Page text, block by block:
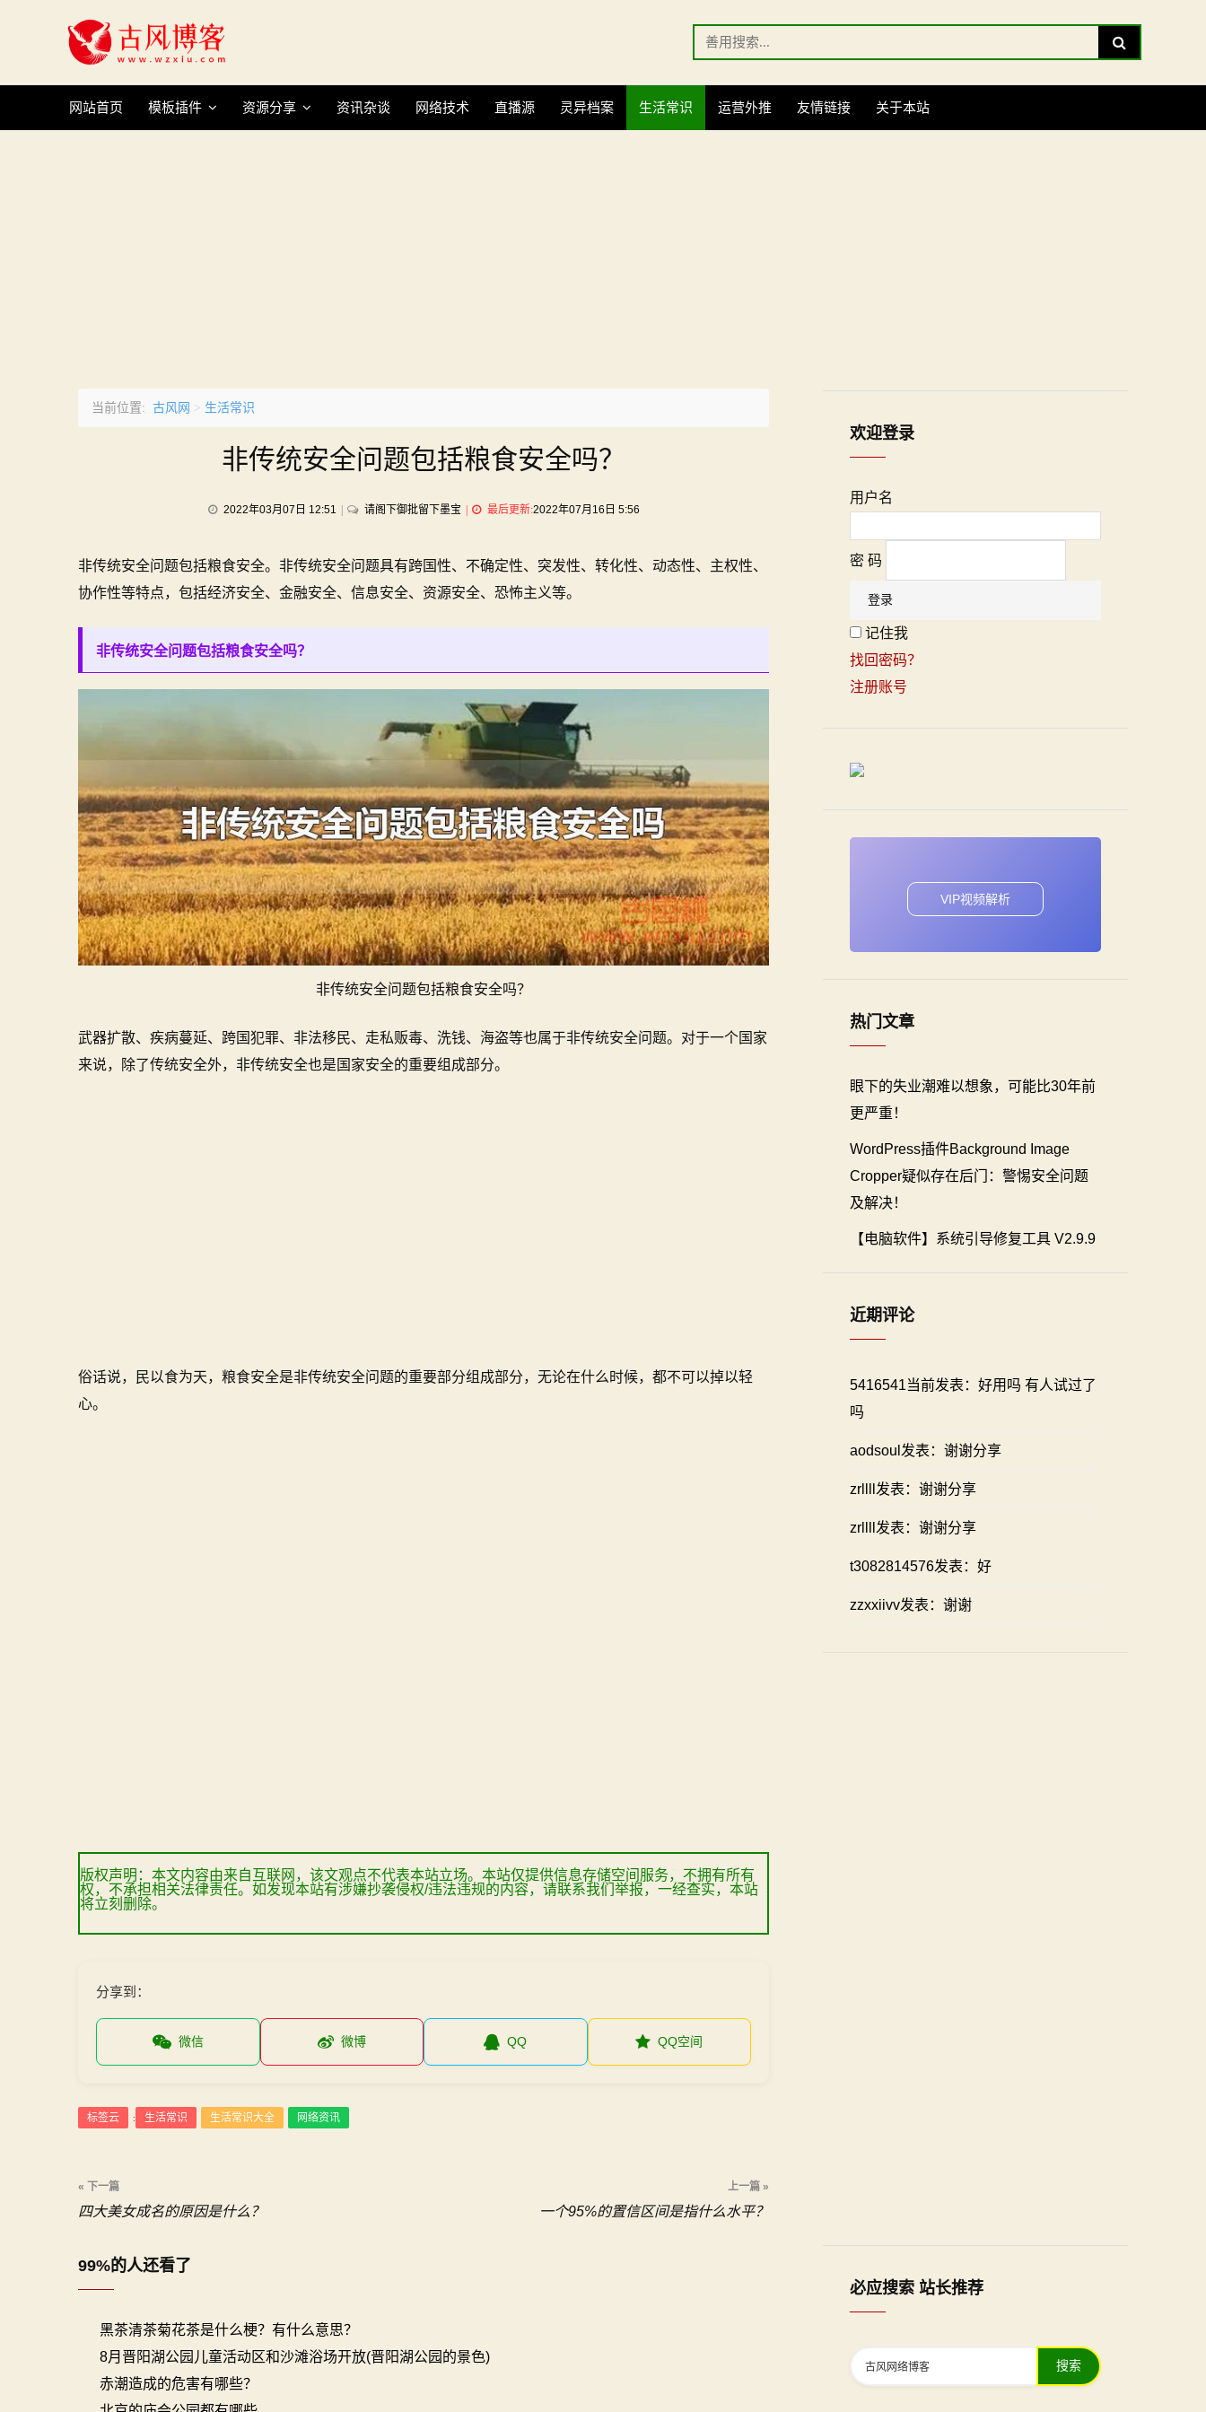
Search
for:
Search
网站首页 模板插件 资源分享 资讯杂谈 网络技术 直播源 灵异档案 生活常识 运营外推 友情链接 关于本站
当前位置: 古风网 > 生活常识
非传统安全问题包括粮食安全吗？
2022年03月07日 12:51 请阁下御批留下墨宝on
统
安
问
包
括
粮
食
安
全
吗？
最后更新:2022年07月16日 5:56
非传统安全问题包括粮食安全。非传统安全问题具有跨国性、不确定性、突发性、转化性、动态性、主权性、
协作性等特点，包括经济安全、金融安全、信息安全、资源安全、恐怖主义等。
非传统安全问题包括粮食安全吗？
非传统安全问题包括粮食安全吗？
武器扩散、疾病蔓延、跨国犯罪、非法移民、走私贩毒、洗钱、海盗等也属于非传统安全问题。对于一个国家
来说，除了传统安全外，非传统安全也是国家安全的重要组成部分。
俗话说，民以食为天，粮食安全是非传统安全问题的重要部分组成部分，无论在什么时候，都不可以掉以轻
心。
版权声明：本文内容由来自互联网，该文观点不代表本站立场。本站仅提供信息存储空间服务，不拥有所有
权，不承担相关法律责任。如发现本站有涉嫌抄袭侵权/违法违规的内容，请联系我们举报，一经查实，本站
将立刻删除。
分享到：
微信 微博 QQ QQ空间
标签云 : 生活常识 生活常识大全 网络资讯
文
章
导
上一篇 »
一个95%的置信区间是指什么水平？
« 下一篇
四大美女成名的原因是什么？
99%的人还看了
黑茶清茶菊花茶是什么梗？有什么意思？
8月晋阳湖公园儿童活动区和沙滩浴场开放(晋阳湖公园的景色)
赤潮造成的危害有哪些？
欢迎登录
用户名
密 码
记住我
找回密码？
注册账号
VIP视频解析
热门文章
眼下的失业潮难以想象，可能比30年前
更严重！
WordPress插件Background Image
Cropper疑似存在后门：警惕安全问题
及解决！
【电脑软件】系统引导修复工具 V2.9.9
近期评论
5416541当前发表：好用吗 有人试过了
吗
aodsoul发表：谢谢分享
zrllll发表：谢谢分享
zrllll发表：谢谢分享
t3082814576发表：好
zzxxiivv发表：谢谢
必应搜索 站长推荐
搜索